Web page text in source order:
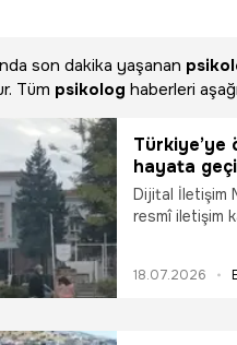
son dakika yaşanan
Tüm psikolog haberleri
Türkiye’ye
hayata
Dijital İletişim
resmî iletişim
18.07.2026